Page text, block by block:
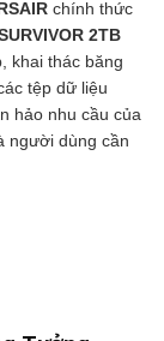
chính thức
2TB
khai thác băng
tệp dữ liệu
hảo nhu cầu của
người dùng cần